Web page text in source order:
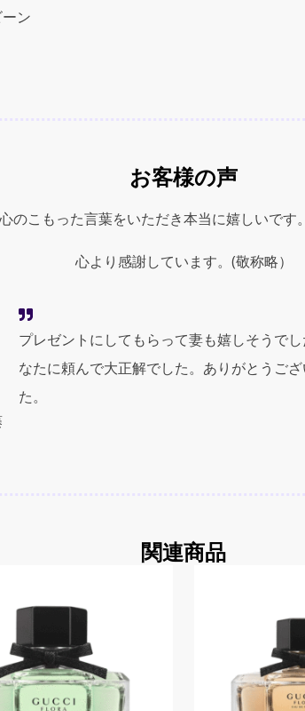
ン
お客様の声
のこもった言葉をいただき本当に嬉しいです
心より感謝しています。(敬称略）
プレゼントにしてもらって妻も嬉しそうで
なたに頼んで大正解でした。ありがとうござ
た。
関連商品